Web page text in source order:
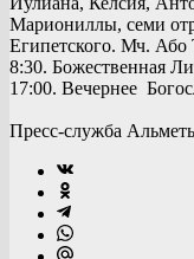
Мариониллы, семи
Египетского. Мч. Або
8:30. Божественная
17:00. Вечернее
Пресс-служба